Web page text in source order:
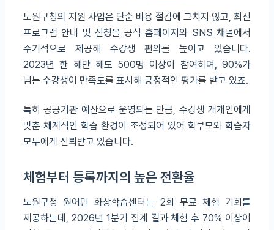
노원구청의 지원 사업은 단순 비용 절감에 그치지 않고, 최신
프로그램 안내 및 신청을 공식 홈페이지와 SNS 채널에서
주기적으로 제공해 수강생 편의를 높이고 있습니다.
2023년 한 해만 해도 500명 이상이 참여하며, 90%가
넘는 수강생이 만족도를 표시해 긍정적인 평가를 받고 있죠.
특히 공공기관 예산으로 운영되는 만큼, 수강생 개개인에게
맞춘 체계적인 학습 환경이 조성되어 있어 학부모와 학습자
모두에게 신뢰받고 있습니다.
체험부터 등록까지의 높은 전환율
노원구청 원어민 화상학습센터는 2회 무료 체험 기회를
제공하는데, 2026년 1분기 집계 결과 체험 후 70% 이상이